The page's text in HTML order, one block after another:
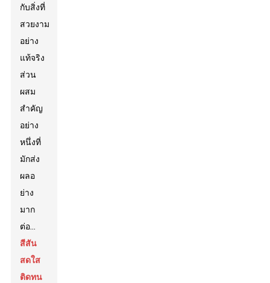
กับสิ่งที่
สวยงาม
อย่าง
แท้จริง
ส่วน
ผสม
สำคัญ
อย่าง
หนึ่งที่
มักส่ง
ผลอ
ย่าง
มาก
ต่อ...
สีสัน
สดใส
ติดทน